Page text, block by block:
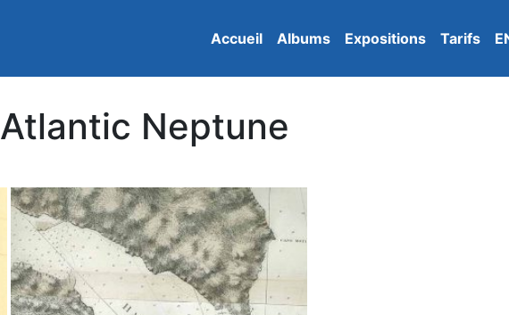
Accueil Albums Expositions Tarifs
Atlantic Neptune